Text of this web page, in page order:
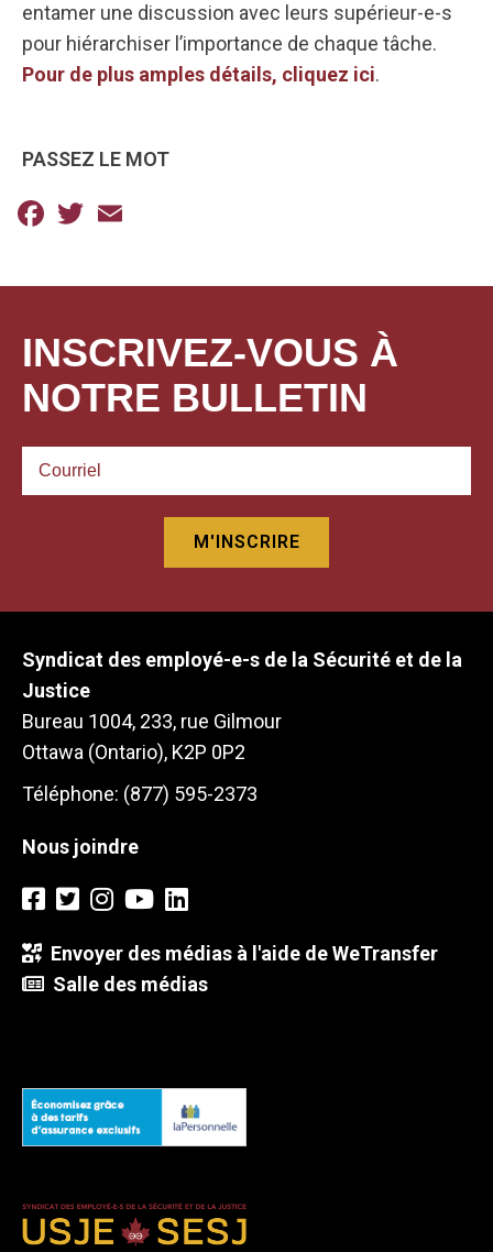
entamer une discussion avec leurs supérieur-e-s
pour hiérarchiser l’importance de chaque tâche.
Pour de plus amples détails, cliquez ici.
PASSEZ LE MOT
Facebook
Twitter
INSCRIVEZ-VOUS À
NOTRE BULLETIN
Syndicat des employé-e-s de la Sécurité et de la
Justice
Bureau 1004, 233, rue Gilmour
Ottawa (Ontario), K2P 0P2
Téléphone: (877) 595-2373
Nous joindre
Envoyer des médias à l'aide de WeTransfer
Salle des médias